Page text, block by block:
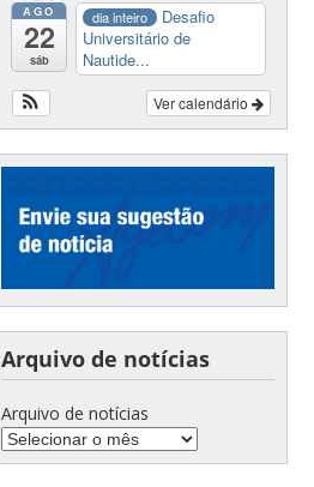
AGO
22
sáb
dia inteiro
Desafio
Universitário de
Nautide...
Ver calendário
Arquivo de notícias
Arquivo de notícias